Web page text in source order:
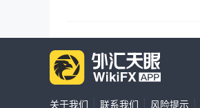
关于我们 联系我们 风险提示